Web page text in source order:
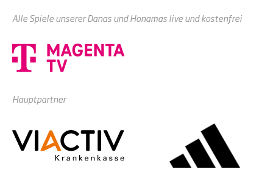
Alle Spiele unserer Danas und Honamas live und kostenfrei
Hauptpartner